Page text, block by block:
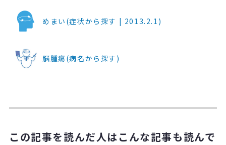
めまい(症状から探す | 2013.2.1)
脳腫瘍(病名から探す)
この記事を読んだ人はこんな記事も読んで